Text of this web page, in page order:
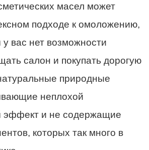
масел может
подходе к омоложению,
вас нет возможности
салон и покупать дорогую
природные
неплохой
эффект и не содержащие
которых так много в